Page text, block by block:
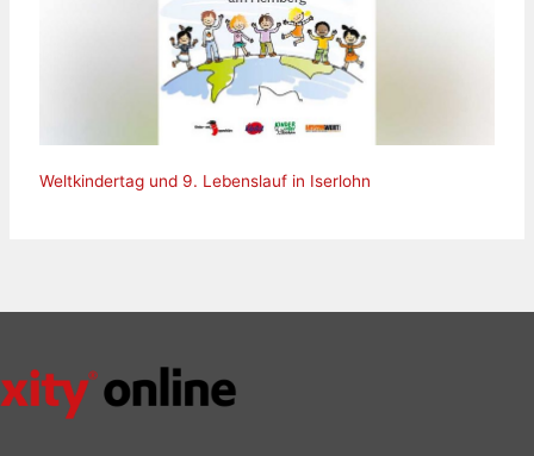
Weltkindertag und 9. Lebenslauf in Iserlohn